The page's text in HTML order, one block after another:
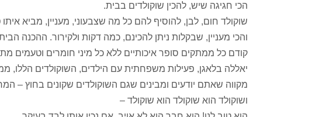
הכי חגיגה שיש, להכין שוקולדים בבית.
שוקולד חום, לבן, להוסיף להם כל מה שצבעוני, מעניין, מביא
והכי מעניין, שבקלות ניתן להכינם, כמה דקות ולקירור. ההכנה
קודם כל ממתקים סופר איכותיים ללא כל מיני חומרים וטעמים
יאללה בלאגן, פעילות משפחתית עם הילדים, השוקולדים הללו,
מקווה שאתם יודעים ומבינים שגם השוקולדים שקונים בחוץ –
ושוקולד הוא שוקולד הוא שוקולד –